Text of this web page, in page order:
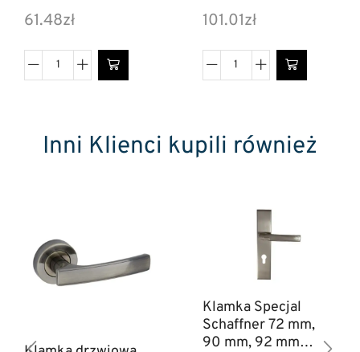
61.48zł 101.01zł
Inni Klienci kupili również
Klamka Specjal
Schaffner 72 mm,
90 mm, 92 mm